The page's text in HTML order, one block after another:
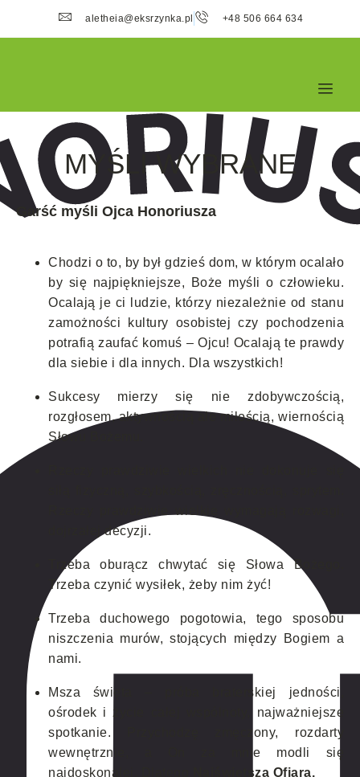
aletheia@eksrzynka.pl +48 506 664 634
MYŚLI WYBRANE
Garść myśli Ojca Honoriusza
Chodzi o to, by był gdzieś dom, w którym ocalało
by się najpiękniejsze, Boże myśli o człowieku.
Ocalają je ci ludzie, którzy niezależnie od stanu
zamożności kultury osobistej czy pochodzenia
potrafią zaufać komuś – Ojcu! Ocalają te prawdy
dla siebie i dla innych. Dla wszystkich!
Sukcesy mierzy się nie zdobywczością,
rozgłosem, aktywnością ale miłością, wiernością
Słowu Bożemu.
dojrzałej decyzji.
Trzeba oburącz chwytać się Słowa Bożego.
Trzeba czynić wysiłek, żeby nim żyć!
Trzeba duchowego pogotowia, tego sposobu
niszczenia murów, stojących między Bogiem a
nami.
Msza święta – próba braterskiej jedności,
ośrodek i życie całej wspólnoty, najważniejsze
spotkanie. Przychodzę zmęczony, rozdarty
wewnętrznie, a On za mnie modli się
najdoskonalej. Dlatego
Najświętsza Ofiara.